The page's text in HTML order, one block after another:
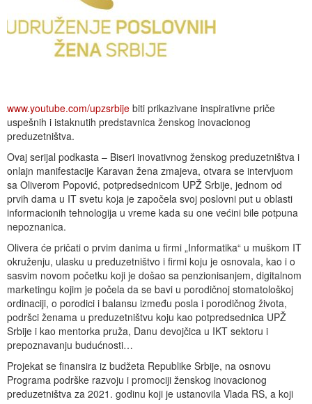
www.youtube.com/upzsrbije biti prikazivane inspirativne priče
uspešnih i istaknutih predstavnica ženskog inovacionog
preduzetništva.
Ovaj serijal podkasta – Biseri inovativnog ženskog preduzetništva i
onlajn manifestacije Karavan žena zmajeva, otvara se intervjuom
sa Oliverom Popović, potpredsednicom UPŽ Srbije, jednom od
prvih dama u IT svetu koja je započela svoj poslovni put u oblasti
informacionih tehnologija u vreme kada su one većini bile potpuna
nepoznanica.
Olivera će pričati o prvim danima u firmi „Informatika“ u muškom IT
okruženju, ulasku u preduzetništvo i firmi koju je osnovala, kao i o
sasvim novom početku koji je došao sa penzionisanjem, digitalnom
marketingu kojim je počela da se bavi u porodičnoj stomatološkoj
ordinaciji, o porodici i balansu između posla i porodičnog života,
podršci ženama u preduzetništvu koju kao potpredsednica UPŽ
Srbije i kao mentorka pruža, Danu devojčica u IKT sektoru i
prepoznavanju budućnosti…
Projekat se finansira iz budžeta Republike Srbije, na osnovu
Programa podrške razvoju i promociji ženskog inovacionog
preduzetništva za 2021. godinu koji je ustanovila Vlada RS, a koji